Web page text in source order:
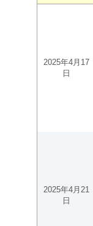
2025年4月17
日
2025年4月21
日